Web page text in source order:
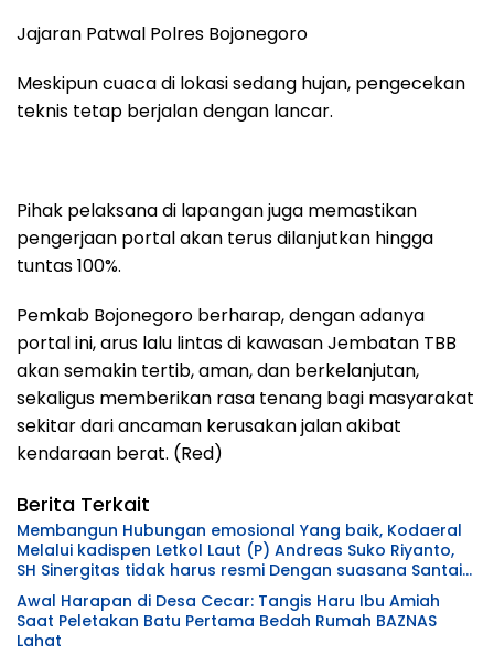
Jajaran Patwal Polres Bojonegoro
Meskipun cuaca di lokasi sedang hujan, pengecekan
teknis tetap berjalan dengan lancar.
Pihak pelaksana di lapangan juga memastikan
pengerjaan portal akan terus dilanjutkan hingga
tuntas 100%.
Pemkab Bojonegoro berharap, dengan adanya
portal ini, arus lalu lintas di kawasan Jembatan TBB
akan semakin tertib, aman, dan berkelanjutan,
sekaligus memberikan rasa tenang bagi masyarakat
sekitar dari ancaman kerusakan jalan akibat
kendaraan berat. (Red)
Berita Terkait
Membangun Hubungan emosional Yang baik, Kodaeral
Melalui kadispen Letkol Laut (P) Andreas Suko Riyanto,
SH Sinergitas tidak harus resmi Dengan suasana Santai
lebih Dekat Dan Harmonis.
Awal Harapan di Desa Cecar: Tangis Haru Ibu Amiah
Saat Peletakan Batu Pertama Bedah Rumah BAZNAS
Lahat